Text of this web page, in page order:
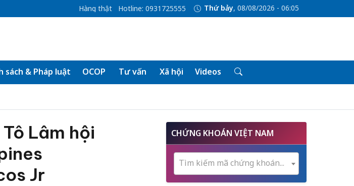
Hàng thật Hotline: 0931725555 Thứ bảy, 08/08/2026 - 06:05
sách & Pháp luật OCOP Tư vấn Xã hội Videos
Lâm hội
Jr
CHỨNG KHOÁN VIỆT NAM
Tìm kiếm mã chứng khoán...